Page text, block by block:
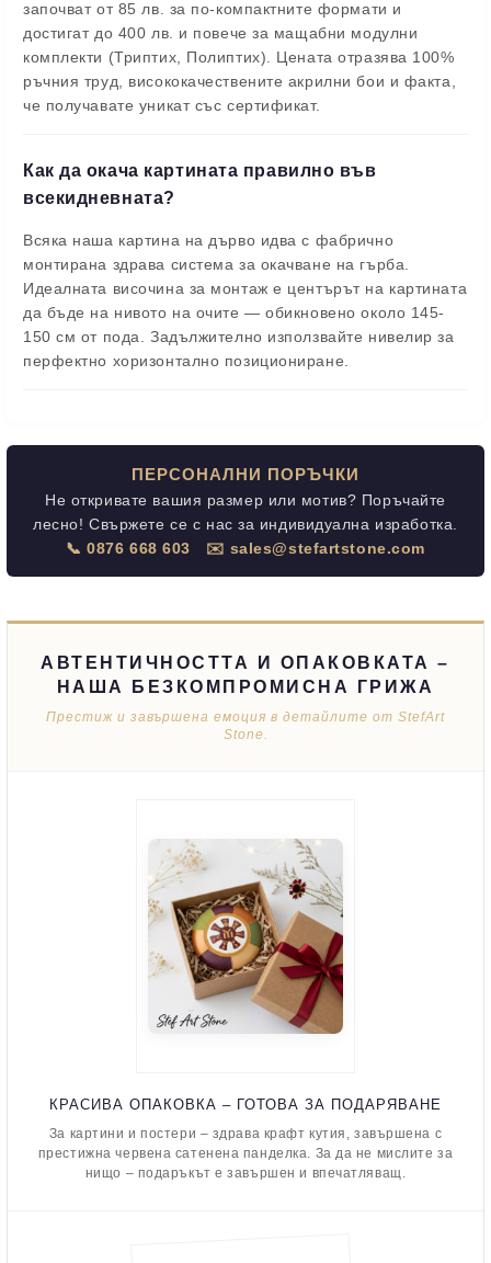
започват от 85 лв. за по-компактните формати и
достигат до 400 лв. и повече за мащабни модулни
комплекти (Триптих, Полиптих). Цената отразява 100%
ръчния труд, висококачествените акрилни бои и факта,
че получавате уникат със сертификат.
Как да окача картината правилно във
всекидневната?
Всяка наша картина на дърво идва с фабрично
монтирана здрава система за окачване на гърба.
Идеалната височина за монтаж е центърът на картината
да бъде на нивото на очите — обикновено около 145-
150 см от пода. Задължително използвайте нивелир за
перфектно хоризонтално позициониране.
ПЕРСОНАЛНИ ПОРЪЧКИ
Не откривате вашия размер или мотив? Поръчайте
лесно! Свържете се с нас за индивидуална изработка.
📞 0876 668 603
✉️ sales@stefartstone.com
АВТЕНТИЧНОСТТА И ОПАКОВКАТА –
НАША БЕЗКОМПРОМИСНА ГРИЖА
Престиж и завършена емоция в детайлите от StefArt
Stone.
КРАСИВА ОПАКОВКА – ГОТОВА ЗА ПОДАРЯВАНЕ
За картини и постери – здрава крафт кутия, завършена с
престижна червена сатенена панделка. За да не мислите за
нищо – подаръкът е завършен и впечатляващ.